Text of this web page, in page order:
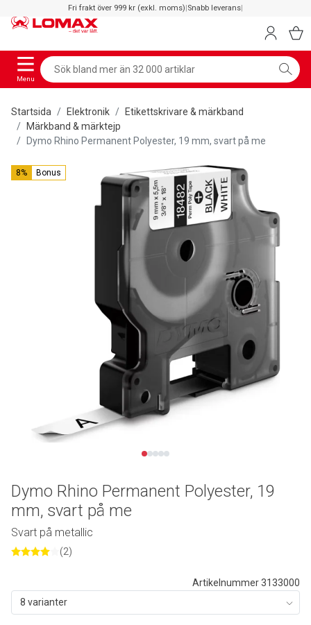
Fri frakt över 999 kr (exkl. moms)|Snabb leverans|
Menu
Startsida Elektronik
Etikettskrivare & märkband
Märkband & märktejp
Dymo Rhino Permanent Polyester, 19 mm, svart på me
8% Bonus
Artikelnummer 3133000
8 varianter
Dymo Rhino Permanent Polyester, 19
mm, svart på me
Svart på metallic
(2)